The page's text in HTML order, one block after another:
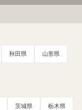
秋田県 山形県
茨城県 栃木県